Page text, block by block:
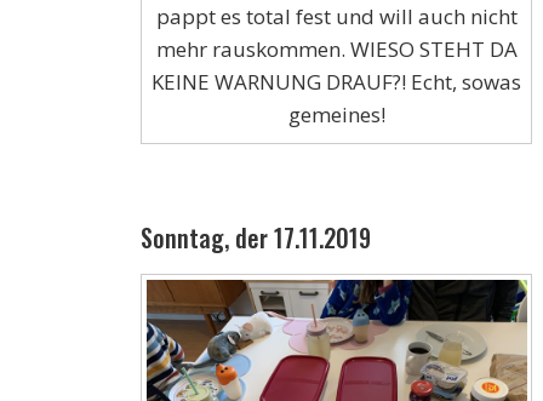
pappt es total fest und will auch nicht
mehr rauskommen. WIESO STEHT DA
KEINE WARNUNG DRAUF?! Echt, sowas
gemeines!
Sonntag, der 17.11.2019